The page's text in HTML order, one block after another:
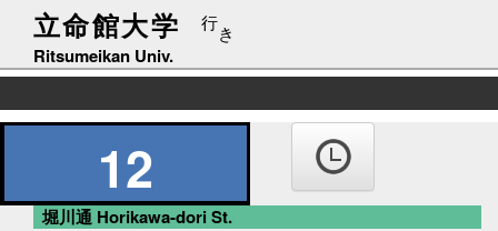
立命館大学 行き
Ritsumeikan Univ.
の
12
堀川通 Horikawa-dori St.